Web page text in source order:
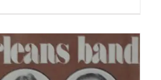
(
Zé
Diabo)